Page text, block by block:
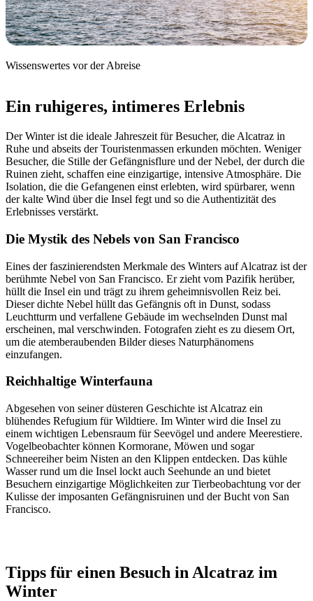
Wissenswertes vor der Abreise
Ein ruhigeres, intimeres Erlebnis
Der Winter ist die ideale Jahreszeit für Besucher, die Alcatraz in
Ruhe und abseits der Touristenmassen erkunden möchten. Weniger
Besucher, die Stille der Gefängnisflure und der Nebel, der durch die
Ruinen zieht, schaffen eine einzigartige, intensive Atmosphäre. Die
Isolation, die die Gefangenen einst erlebten, wird spürbarer, wenn
der kalte Wind über die Insel fegt und so die Authentizität des
Erlebnisses verstärkt.
Die Mystik des Nebels von San Francisco
Eines der faszinierendsten Merkmale des Winters auf Alcatraz ist der
berühmte Nebel von San Francisco. Er zieht vom Pazifik herüber,
hüllt die Insel ein und trägt zu ihrem geheimnisvollen Reiz bei.
Dieser dichte Nebel hüllt das Gefängnis oft in Dunst, sodass
Leuchtturm und verfallene Gebäude im wechselnden Dunst mal
erscheinen, mal verschwinden. Fotografen zieht es zu diesem Ort,
um die atemberaubenden Bilder dieses Naturphänomens
einzufangen.
Reichhaltige Winterfauna
Abgesehen von seiner düsteren Geschichte ist Alcatraz ein
blühendes Refugium für Wildtiere. Im Winter wird die Insel zu
einem wichtigen Lebensraum für Seevögel und andere Meerestiere.
Vogelbeobachter können Kormorane, Möwen und sogar
Schneereiher beim Nisten an den Klippen entdecken. Das kühle
Wasser rund um die Insel lockt auch Seehunde an und bietet
Besuchern einzigartige Möglichkeiten zur Tierbeobachtung vor der
Kulisse der imposanten Gefängnisruinen und der Bucht von San
Francisco.
Tipps für einen Besuch in Alcatraz im
Winter